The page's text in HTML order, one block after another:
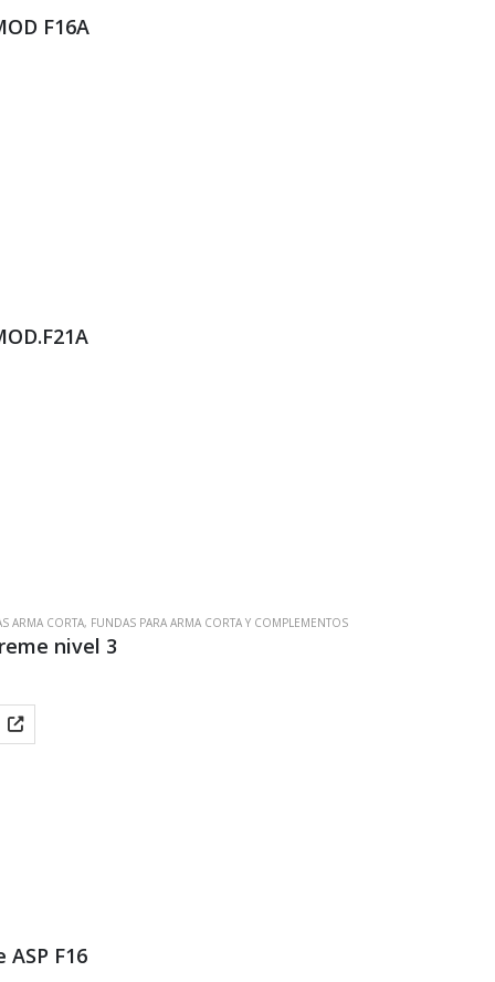
F16A
ARMA CORTA, FUNDAS PARA ARMA CORTA Y COMPLEMENTOS
nivel 3
F16